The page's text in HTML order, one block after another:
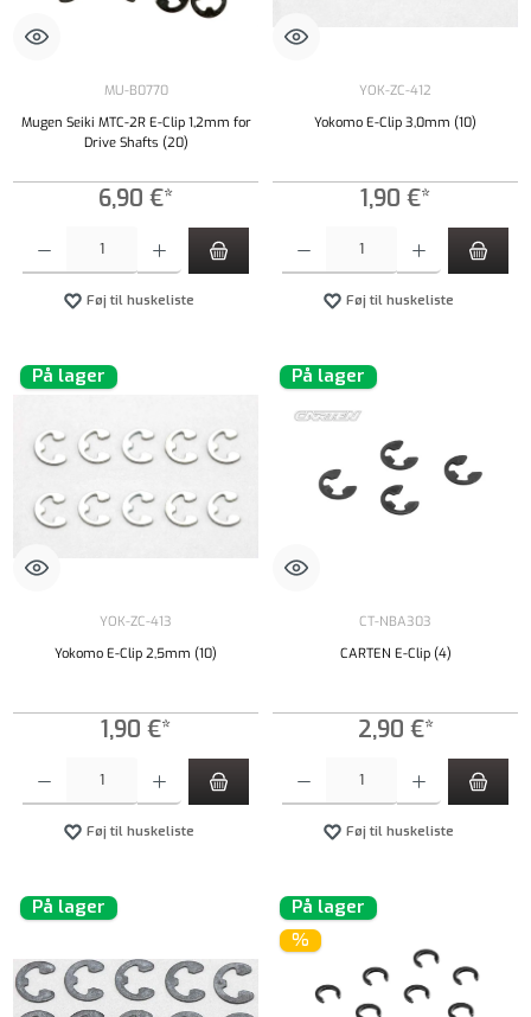
MU-B0770
Mugen Seiki MTC-2R E-Clip 1,2mm for
Drive Shafts (20)
6,90 €*
Føj til huskeliste
YOK-ZC-412
Yokomo E-Clip 3,0mm (10)
1,90 €*
Føj til huskeliste
På lager
YOK-ZC-413
Yokomo E-Clip 2,5mm (10)
1,90 €*
Føj til huskeliste
På lager
CT-NBA303
CARTEN E-Clip (4)
2,90 €*
Føj til huskeliste
På lager
På lager
%